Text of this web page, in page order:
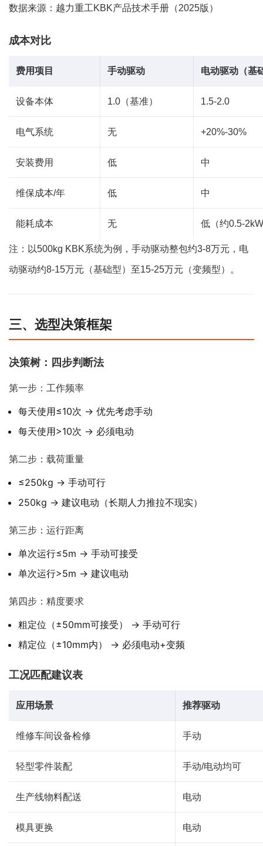
数据来源：越力重工KBK产品技术手册（2025版）
成本对比
费用项目 手动驱动 电动驱动（基
设备本体 1.0（基准） 1.5-2.0
电气系统 无 +20%-30%
安装费用 低 中
维保成本/年 低 中
能耗成本 无 低（约0.5-
注：以500kg KBK系统为例，手动驱动整包约3-8万元，电
动驱动约8-15万元（基础型）至15-25万元（变频型）。
三、选型决策框架
决策树：四步判断法
第一步：工作频率
每天使用≤10次 → 优先考虑手动
每天使用>10次 → 必须电动
第二步：载荷重量
≤250kg → 手动可行
250kg → 建议电动（长期人力推拉不现实）
第三步：运行距离
单次运行≤5m → 手动可接受
单次运行>5m → 建议电动
第四步：精度要求
粗定位（±50mm可接受） → 手动可行
精定位（±10mm内） → 必须电动+变频
工况匹配建议表
应用场景 推荐驱动
维修车间设备检修 手动
轻型零件装配 手动/电动均可
生产线物料配送 电动
模具更换 电动